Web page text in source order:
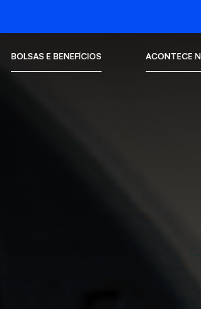
BOLSAS E BENEFÍCIOS ACONTECE